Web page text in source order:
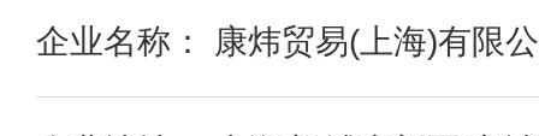
企业名称： 康炜贸易(上海)有限